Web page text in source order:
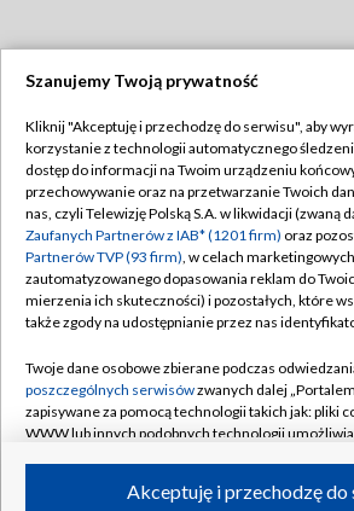
TVP
Abonament TVP
Emisja w TVP
Centrum informacji TVP
Naziemna Telewizja Cyfrowa
Rada Programowa
System NOS
Informacje o nadawcy
Program dla prasy
Regulamin TVP
Polityka
Moje zgody
Pomoc
Kontakt
Kanały
Szanujemy Twoją prywatność
Kliknij "Akceptuję i przechodzę do serwisu", aby
korzystanie z technologii automatycznego
dostęp do informacji na Twoim urządzeniu
przechowywanie oraz na przetwarzanie Twoich
nas, czyli Telewizję Polską S.A. w likwidacji (zwaną
Zaufanych Partnerów z IAB* (1201 firm) oraz
Partnerów TVP (93 firm), w celach
zautomatyzowanego dopasowania reklam do
mierzenia ich skuteczności) i pozostałych, które
także zgody na udostępnianie przez nas
Twoje dane osobowe zbierane podczas
poszczególnych serwisówzwanych dalej
zapisywane za pomocą technologii takich jak: pliki
WWW lub innych podobnych technologii
ruchu w Internecie.Akceptuję i przechodzę do